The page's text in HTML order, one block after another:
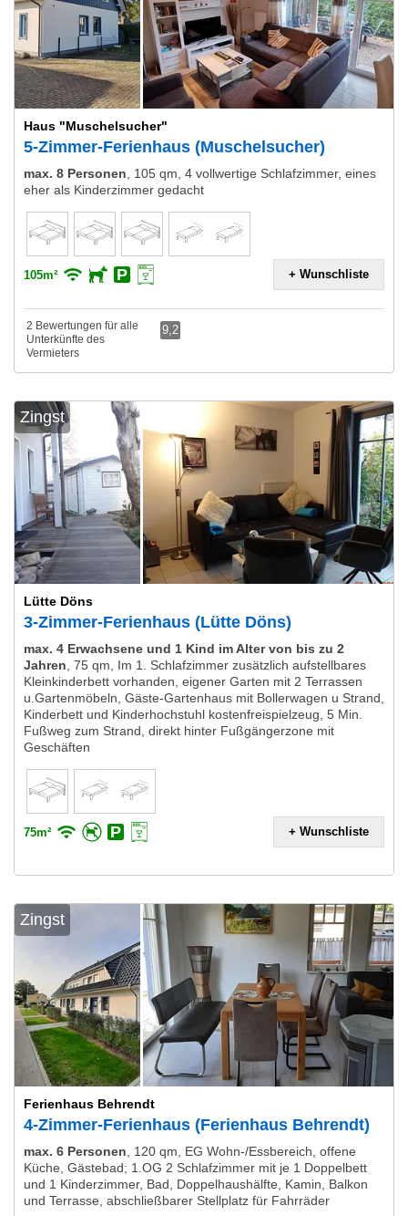
Haus "Muschelsucher"
5-Zimmer-Ferienhaus (Muschelsucher)
max. 8 Personen
105 qm, 4 vollwertige Schlafzimmer, eines
eher als Kinderzimmer gedacht
105m² + Wunschliste
2 Bewertungen für alle
Unterkünfte des
Vermieters
9,2
Zingst
Lütte Döns
3-Zimmer-Ferienhaus (Lütte Döns)
max. 4 Erwachsene und 1 Kind im Alter von bis zu 2
Jahren 75 qm, Im 1. Schlafzimmer zusätzlich aufstellbares
Kleinkinderbett vorhanden, eigener Garten mit 2 Terrassen
u.Gartenmöbeln, Gäste-Gartenhaus mit Bollerwagen u Strand,
Kinderbett und Kinderhochstuhl kostenfreispielzeug, 5 Min.
Fußweg zum Strand, direkt hinter Fußgängerzone mit
Geschäften
75m² + Wunschliste
Zingst
Ferienhaus Behrendt
4-Zimmer-Ferienhaus (Ferienhaus Behrendt)
max. 6 Personen
120 qm, EG Wohn-/Essbereich, offene
Küche, Gästebad; 1.OG 2 Schlafzimmer mit je 1 Doppelbett
und 1 Kinderzimmer, Bad, Doppelhaushälfte, Kamin, Balkon
und Terrasse, abschließbarer Stellplatz für Fahrräder